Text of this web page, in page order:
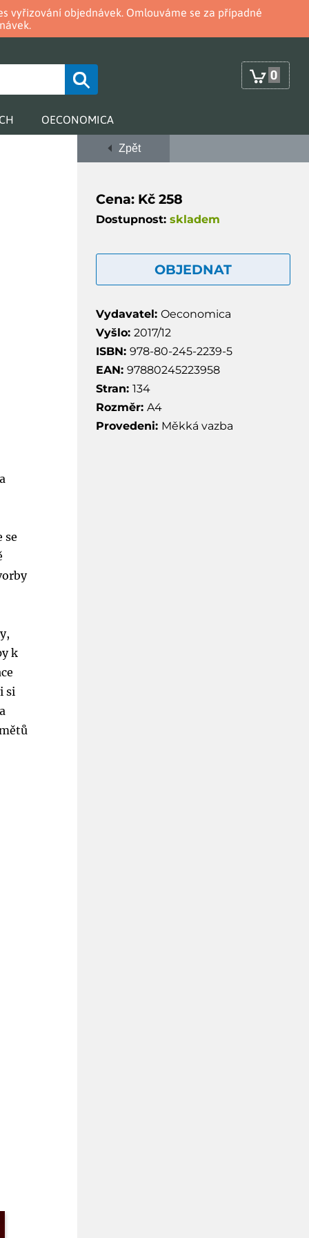
vyřizování objednávek. Omlouváme se za případné
0
OECONOMICA
Zpět
Cena: Kč 258
Dostupnost: skladem
OBJEDNAT
Vydavatel: Oeconomica
Vyšlo: 2017/12
ISBN: 978-80-245-2239-5
EAN: 97880245223958
Stran: 134
Rozměr: A4
Provedeni: Měkká vazba
se
k
si